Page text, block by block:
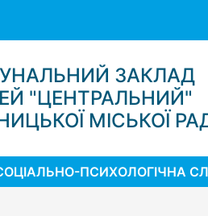
ЗАКЛАД
"ЦЕНТРАЛЬНИЙ"
МІСЬКОЇ
ПСИХОЛОГІЧНА